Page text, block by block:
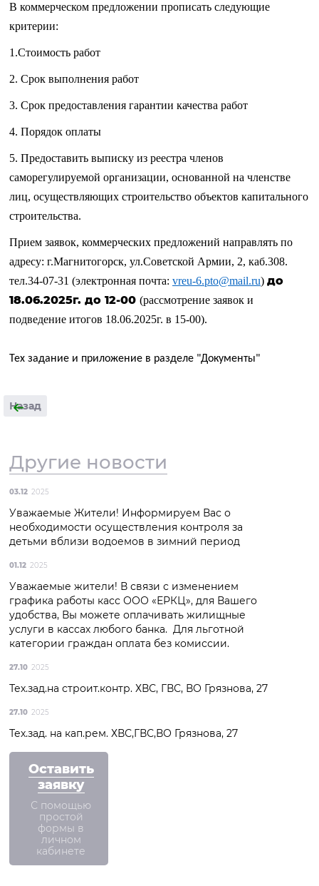
В коммерческом предложении прописать следующие
критерии:
1.Стоимость работ
2. Срок выполнения работ
3. Срок предоставления гарантии качества работ
4. Порядок оплаты
5. Предоставить выписку из реестра членов
саморегулируемой организации, основанной на членстве
лиц, осуществляющих строительство объектов капитального
строительства.
Прием заявок, коммерческих предложений направлять по
адресу: г.Магнитогорск, ул.Советской Армии, 2, каб.308.
тел.34-07-31 (электронная почта: vreu-6.pto@mail.ru) до
18.06.2025г. до 12-00 (рассмотрение заявок и
подведение итогов 18.06.2025г. в 15-00).
Тех задание и приложение в разделе "Документы"
Назад
Оставить
заявку
С помощью
простой
формы в
личном
кабинете
Другие новости
03.12 2025
Уважаемые Жители! Информируем Вас о
необходимости осуществления контроля за
детьми вблизи водоемов в зимний период
01.12 2025
Уважаемые жители! В связи с изменением
графика работы касс ООО «ЕРКЦ», для Вашего
удобства, Вы можете оплачивать жилищные
услуги в кассах любого банка. Для льготной
категории граждан оплата без комиссии.
27.10 2025
Тех.зад.на строит.контр. ХВС, ГВС, ВО Грязнова, 27
27.10 2025
Тех.зад. на кап.рем. ХВС,ГВС,ВО Грязнова, 27